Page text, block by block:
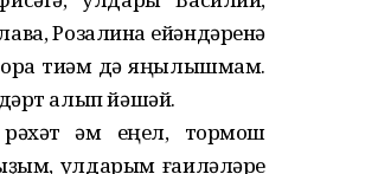
Розалина ейәндәренә
тиһәм дә яңылышмам.
алып йәшәй.
һәм еңел, тормош
улдарым ғаиләләре